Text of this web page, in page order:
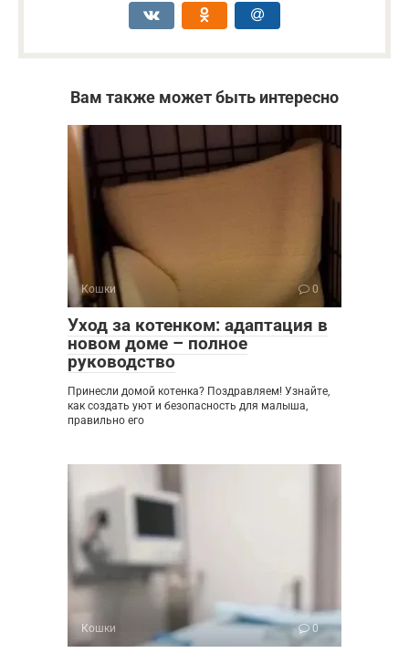
Вам также может быть интересно
Кошки 0
Уход за котенком: адаптация в
новом доме – полное
руководство
Принесли домой котенка? Поздравляем! Узнайте,
как создать уют и безопасность для малыша,
правильно его
Кошки 0